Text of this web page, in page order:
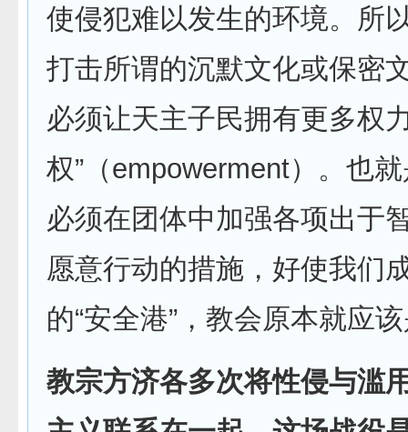
使侵犯难以发生的环境。所
打击所谓的沉默文化或保密
必须让天主子民拥有更多权
权”（empowerment）。也
必须在团体中加强各项出于
愿意行动的措施，好使我们
的“安全港”，教会原本就应
教宗方济各多次将性侵与滥